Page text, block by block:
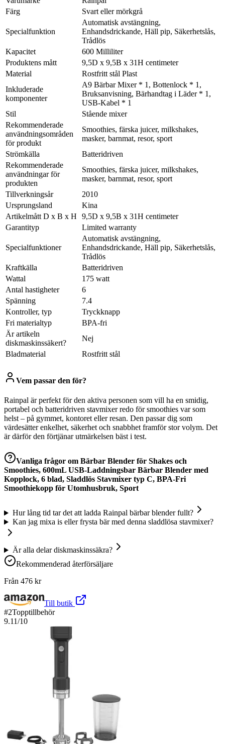
Färg
Svart eller mörkgrå
Specialfunktion
Automatisk avstängning,
Enhandsdrickande, Häll pip, Säkerhetslås,
Trådlös
Kapacitet
600 Milliliter
Produktens mått
9,5D x 9,5B x 31H centimeter
Material
Rostfritt stål Plast
Inkluderade
komponenter
A9 Bärbar Mixer * 1, Bottenlock * 1,
Bruksanvisning, Bärhandtag i Läder * 1,
USB-Kabel * 1
Stil
Stående mixer
Rekommenderade
användningsområden
för produkt
Smoothies, färska juicer, milkshakes,
masker, barnmat, resor, sport
Strömkälla
Batteridriven
Rekommenderade
användningar för
produkten
Smoothies, färska juicer, milkshakes,
masker, barnmat, resor, sport
Tillverkningsår
2010
Ursprungsland
Kina
Artikelmått D x B x H
9,5D x 9,5B x 31H centimeter
Garantityp
Limited warranty
Specialfunktioner
Automatisk avstängning,
Enhandsdrickande, Häll pip, Säkerhetslås,
Trådlös
Kraftkälla
Batteridriven
Wattal
175 watt
Antal hastigheter
6
Spänning
7.4
Kontroller, typ
Tryckknapp
Fri materialtyp
BPA-fri
Är artikeln
diskmaskinssäkert?
Nej
Bladmaterial
Rostfritt stål
Vem passar den för?
Rainpal är perfekt för den aktiva personen som vill ha en smidig,
portabel och batteridriven stavmixer redo för smoothies var som
helst – på gymmet, kontoret eller resan. Den passar dig som
värdesätter enkelhet, säkerhet och snabbhet framför stor volym. Det
är därför den förtjänar utmärkelsen bäst i test.
Vanliga frågor om Bärbar Blender för Shakes och
Smoothies, 600mL USB-Laddningsbar Bärbar Blender med
Kopplock, 6 blad, Sladdlös Stavmixer typ C, BPA-Fri
Smoothiekopp för Utomhusbruk, Sport
Hur lång tid tar det att ladda Rainpal bärbar blender fullt?
Kan jag mixa is eller frysta bär med denna sladdlösa stavmixer?
Är alla delar diskmaskinssäkra?
Rekommenderad återförsäljare
Från 476 kr
Till butik
#2Topptillbehör
9.11/10